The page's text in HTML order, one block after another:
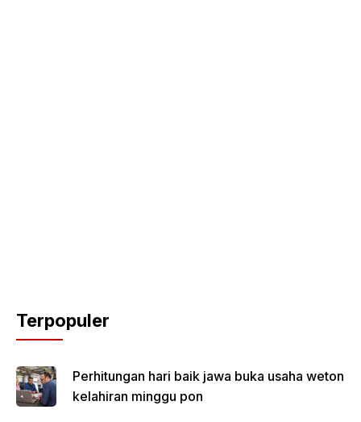
Terpopuler
Perhitungan hari baik jawa buka usaha weton
kelahiran minggu pon